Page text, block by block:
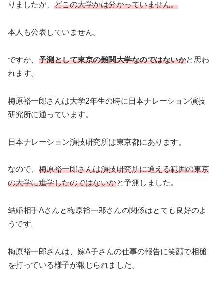
りましたが、 どこの大学かは分かっていません。
本人も公表していません。
ですが、 予測として東京の難関大学なのではないかと思わ
れます。
梅原裕一郎さんは大学2年生の時に日本ナレーション演技
研究所に通っています。
日本ナレーション演技研究所は東京都にあります。
なので、 梅原裕一郎さんは演技研究所に通える範囲の東京
の大学に進学したのではないかと予測しました。
結婚相手Aさんと梅原裕一郎さんの関係はとても良好のよ
うです。
梅原裕一郎さんは、嫁A子さんの仕事の報告に笑顔で相槌
を打っている様子が報じられました。